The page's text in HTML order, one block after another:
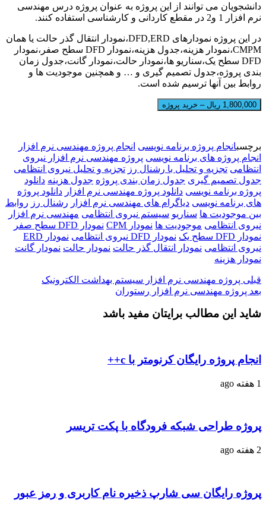
دانشجویان می توانند از این پروژه به عنوان پروژه درس مهندسی
نرم افزار 1 و2 در مقطع کاردانی و کارشناسی استفاده کنند.
در این پروژه نمودارهای DFD,ERD،نمودار انتقال گذر حالت یا همان
CMPM،نمودار هزینه،جدول هزینه،نمودار DFD سطح صفر،نمودار
DFD سطح یک،سناریو ها،نمودار حالت،نمودار گانت،جدول زمان
بندی پروژه،جدول تصمیم گیری و … و همچنین موجودیت ها و
روابط بین آنها ترسیم شده است.
1,800,000 ریال – خرید پروژه
برچسبانجام پروژه برنامه نویسی انجام پروژه مهندسی نرم افزار
انجام پروژه های برنامه نویسی پروژه مهندسی نرم افزار نیروی
انتظامی تجزیه و تحلیل با رشنال رز تجزیه و تحلیل نیروی انتظامی
جدول تصمیم گیری جدول زمان بندی پروژه جدول هزینه دانلود
پروژه برنامه نویسی دانلود پروژه مهندسی نرم افزار دانلود پروژه
های برنامه نویسی دیاگرام های مهندسی نرم افزار رشنال رز روابط
بین موجودیت ها سناریو سیستم نیروی انتظامی مهندسی نرم افزار
نیروی انتظامی موجودیت ها نمودار CPM
نمودار DFD سطح صفر
نمودار DFD سطح یک
نمودار DFD نیروی انتظامی
نمودار ERD
نیروی انتظامی نمودار انتقال گذر حالت نمودار حالت نمودار گانت
نمودار هزینه
قبلی پروژه مهندسی نرم افزار سیستم بهداشت الکترونیک
بعد پروژه مهندسی نرم افزار رستوران
شاید این مطالب برایتان مفید باشد
انجام پروژه رایگان کرنومتر با c++
1 هفته ago
پروژه طراحی شبکه فرودگاه با پکت تریسر
2 هفته ago
پروژه رایگان سی شارپ ذخیره نام کاربری و رمز عبور